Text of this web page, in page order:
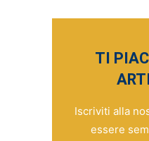
TI
Iscriviti alla
essere